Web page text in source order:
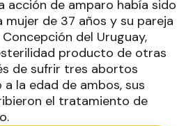
acción de amparo había sido
de 37 años y su pareja
del Uruguay,
producto de otras
de sufrir tres abortos
la edad de ambos, sus
el tratamiento de